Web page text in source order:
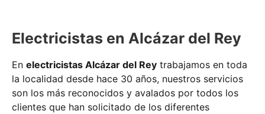
Electricistas en Alcázar del Rey
En electricistas Alcázar del Rey trabajamos en toda
la localidad desde hace 30 años, nuestros servicios
son los más reconocidos y avalados por todos los
clientes que han solicitado de los diferentes